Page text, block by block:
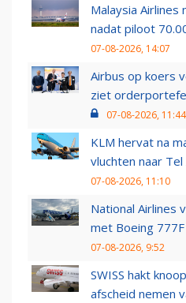
Malaysia
nadat piloot
07-08-2026, 14:07
Airbus op koers
ziet
07-08-2026, 11:44
KLM hervat na
vluchten naar Tel
07-08-2026, 11:10
National Airlines
met Boeing
07-08-2026, 9:52
SWISS hakt
afscheid nemen